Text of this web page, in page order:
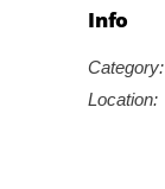
Info
Category:
Location: